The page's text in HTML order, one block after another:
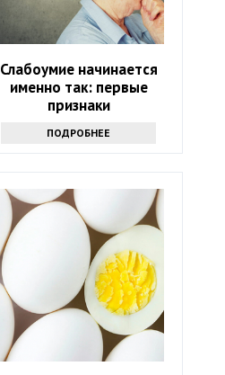
Слабоумие начинается
именно так: первые
признаки
ПОДРОБНЕЕ